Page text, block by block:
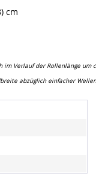
cm
Verlauf der Rollenlänge
abzüglich einfacher